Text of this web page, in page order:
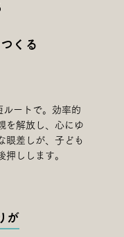
くる
ルートで。効率的
を解放し、心にゆ
眼差しが、子ども
押しします。
が